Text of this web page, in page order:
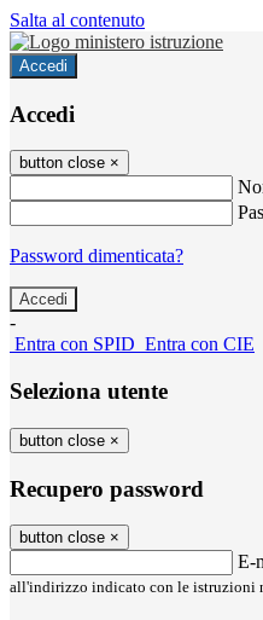
Salta al contenuto
Accedi
Accedi
button close ×
Password dimenticata?
-
Entra con SPID Entra con CIE
Seleziona utente
button close ×
Recupero password
button close ×
E-
all'indirizzo indicato con le istruzioni